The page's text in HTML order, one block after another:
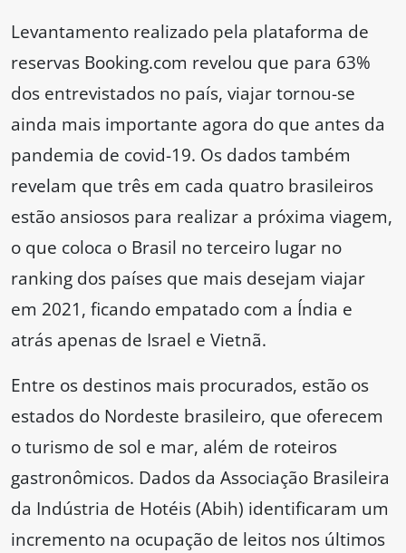
Levantamento realizado pela plataforma de
reservas Booking.com revelou que para 63%
dos entrevistados no país, viajar tornou-se
ainda mais importante agora do que antes da
pandemia de covid-19. Os dados também
revelam que três em cada quatro brasileiros
estão ansiosos para realizar a próxima viagem,
o que coloca o Brasil no terceiro lugar no
ranking dos países que mais desejam viajar
em 2021, ficando empatado com a Índia e
atrás apenas de Israel e Vietnã.
Entre os destinos mais procurados, estão os
estados do Nordeste brasileiro, que oferecem
o turismo de sol e mar, além de roteiros
gastronômicos. Dados da Associação Brasileira
da Indústria de Hotéis (Abih) identificaram um
incremento na ocupação de leitos nos últimos